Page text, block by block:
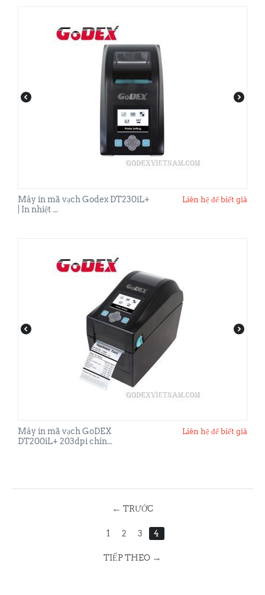
Máy in mã vạch Godex DT230iL+
| In nhiệt ...
Liên hệ để biết giá
Máy in mã vạch GoDEX
DT200iL+ 203dpi chín...
Liên hệ để biết giá
← TRƯỚC
1 2 3 4
TIẾP THEO →